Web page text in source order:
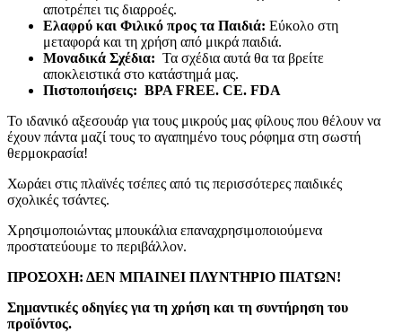
αποτρέπει τις διαρροές.
Ελαφρύ και Φιλικό προς τα Παιδιά: Εύκολο στη
μεταφορά και τη χρήση από μικρά παιδιά.
Μοναδικά Σχέδια: Τα σχέδια αυτά θα τα βρείτε
αποκλειστικά στο κατάστημά μας.
Πιστοποιήσεις: BPA FREE. CE. FDA
Το ιδανικό αξεσουάρ για τους μικρούς μας φίλους που θέλουν να
έχουν πάντα μαζί τους το αγαπημένο τους ρόφημα στη σωστή
θερμοκρασία!
Χωράει στις πλαϊνές τσέπες από τις περισσότερες παιδικές
σχολικές τσάντες.
Χρησιμοποιώντας μπουκάλια επαναχρησιμοποιούμενα
προστατεύουμε το περιβάλλον.
ΠΡΟΣΟΧΗ: ΔΕΝ ΜΠΑΙΝΕΙ ΠΛΥΝΤΗΡΙΟ ΠΙΑΤΩΝ!
Σημαντικές οδηγίες για τη χρήση και τη συντήρηση του
προϊόντος.